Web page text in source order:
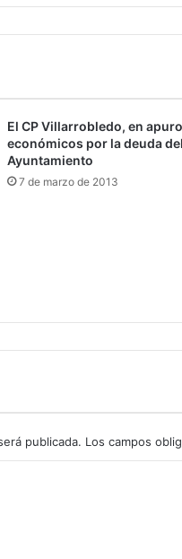
El CP Villarrobledo, en
económicos por la deuda del
Ayuntamiento
7 de marzo de 2013
publicada. Los campos